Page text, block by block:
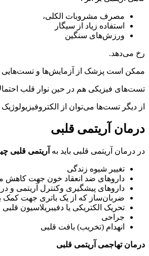
مصرف مشروبات الکلی،
استفاده زیاد از سیگار
ورزش‌های سنگین
رخ می‌دهد.
ممکن است پزشک از آزمایش‌ها و تست‌هایی
تست‌های فیزیکی هم در حین نوار قلب
از دیگر تست‌ها می‌توان از الکتروفیزیولوژیک
درمان آریتمی قلبی
در درمان آریتمی قلبی باید به آریتمی قلبی
تغییر شیوه زندگی
داروهای ضد انعقاد خون جهت
داروهای پیشگیری وکنترل آریتمی و
ضربان‌ساز که از یک باتری جهت کمک
تحریک الکتریکی یا دفیبریلاسیون
جراحی
انهدام (تخریب) بافت قلبی
درمان تهاجمی آریتمی قلبی